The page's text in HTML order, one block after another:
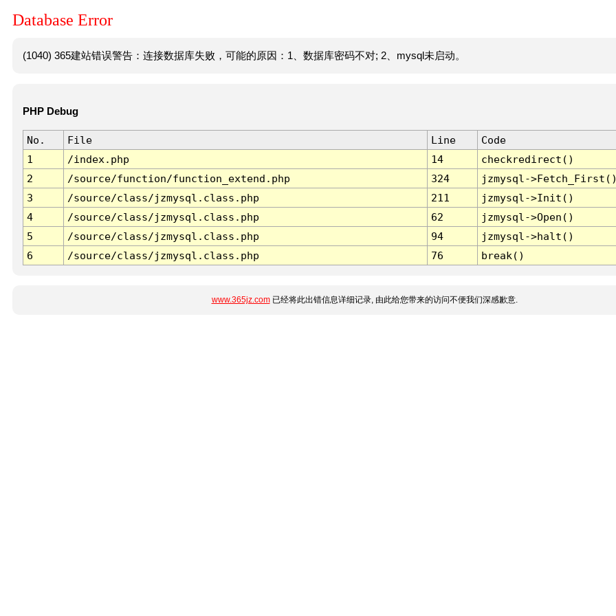
Database Error
(1040) 365建站错误警告：连接数据库失败，可能的原因：1、数据库密码不对; 2、mysql未启动。
PHP Debug
No. File Line
Code
1
/index.php 14
checkredirect()
2
/source/function/function_extend.php 324
jzmysql-
3
/source/class/jzmysql.class.php 211
jzmysql->Init()
4
/source/class/jzmysql.class.php 62
jzmysql->Open()
5
/source/class/jzmysql.class.php 94
jzmysql->halt()
6
/source/class/jzmysql.class.php 76 break()
www.365jz.com已经将此出错信息详细记录, 由此给您带来的访问不便我们深感歉意.